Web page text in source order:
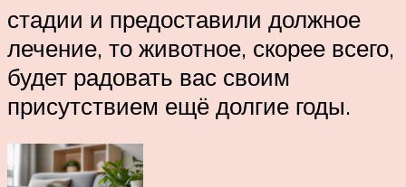
стадии и предоставили должное
лечение, то животное, скорее всего,
будет радовать вас своим
присутствием ещё долгие годы.